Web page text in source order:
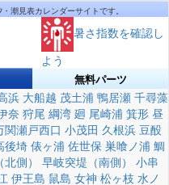
潮見表カレンダーサイトです。
暑さ指数を確認し
よう
無料パーツ
浜 大船越 茂土浦 鴨居瀬 千尋藻
奈 狩尾 綱湾 廻 尾崎浦 箕形 昼
関瀬戸西口 小茂田 久根浜 豆酘
後埼 俵ヶ浦 佐世保 巣喰ノ浦 鯛
側） 早岐突堤（南側）
小串
伊王島 鼠島 女神 松ヶ枝 水ノ